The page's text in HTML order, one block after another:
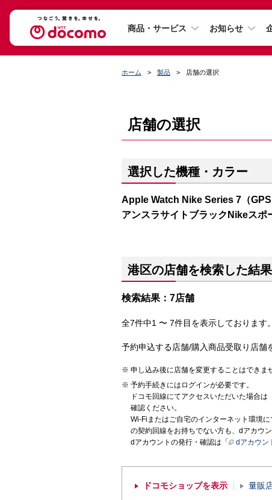
商品・サービス お知らせ
ホーム 製品 店舗の選択
店舗の選択
選択した機種・カラー
Apple Watch Nike Series 7（
アンスラサイトブラックNikeスポ
港区の店舗を検索した結
検索結果：7店舗
全7件中1 〜 7件目を表示しております
予約申込する店舗/購入商品受取り店舗
申し込み後に店舗を変更することはできま
予約手続きにはログインが必要です。
ドコモ回線にてアクセスいただいた場合
確認ください。
Wi-Fiまたはご自宅のインターネット環境
の契約回線をお持ちでない方も、dアカウ
dアカウントの発行・確認は「
dアカウン
ドコモショップを表示 量販